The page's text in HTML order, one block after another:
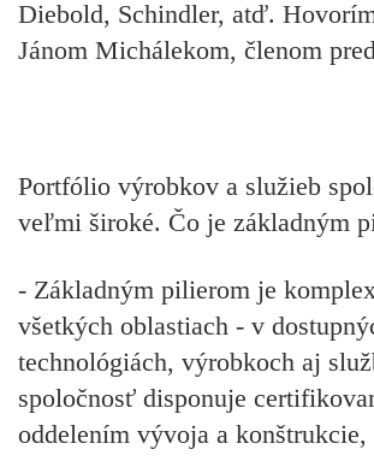
Diebold, Schindler, atď.
Jánom Michálekom, členom
Portfólio výrobkov a služieb
veľmi široké. Čo je základným
- Základným pilierom je
všetkých oblastiach - v
technológiách, výrobkoch aj
spoločnosť disponuje
oddelením vývoja a